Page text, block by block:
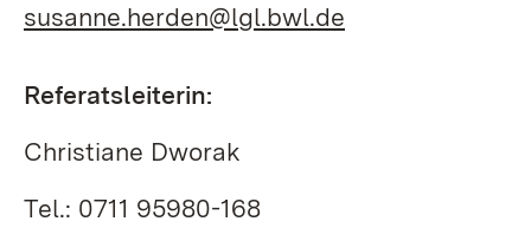
susanne.herden@lgl.bwl.de
Referatsleiterin:
Christiane Dworak
Tel.: 0711 95980-168